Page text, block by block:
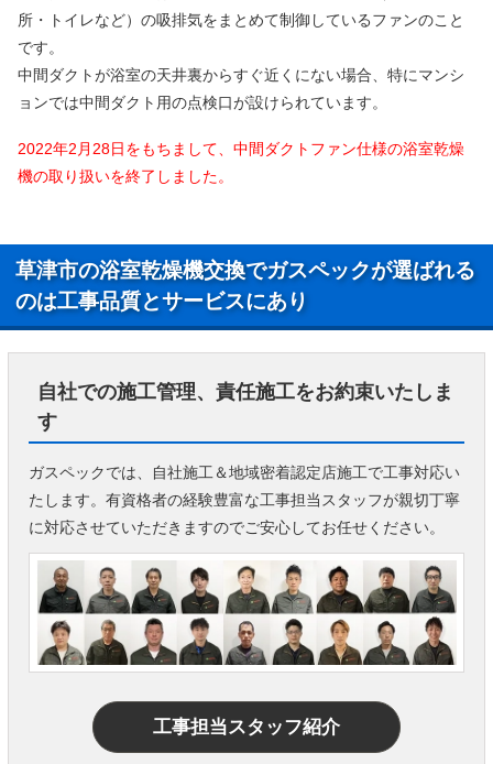
所・トイレなど）の吸排気をまとめて制御しているファンのこと
です。
中間ダクトが浴室の天井裏からすぐ近くにない場合、特にマンシ
ョンでは中間ダクト用の点検口が設けられています。
2022年2月28日をもちまして、中間ダクトファン仕様の浴室乾燥
機の取り扱いを終了しました。
草津市の浴室乾燥機交換でガスペックが選ばれる
のは工事品質とサービスにあり
自社での施工管理、責任施工をお約束いたしま
す
ガスペックでは、自社施工＆地域密着認定店施工で工事対応い
たします。有資格者の経験豊富な工事担当スタッフが親切丁寧
に対応させていただきますのでご安心してお任せください。
工事担当スタッフ紹介